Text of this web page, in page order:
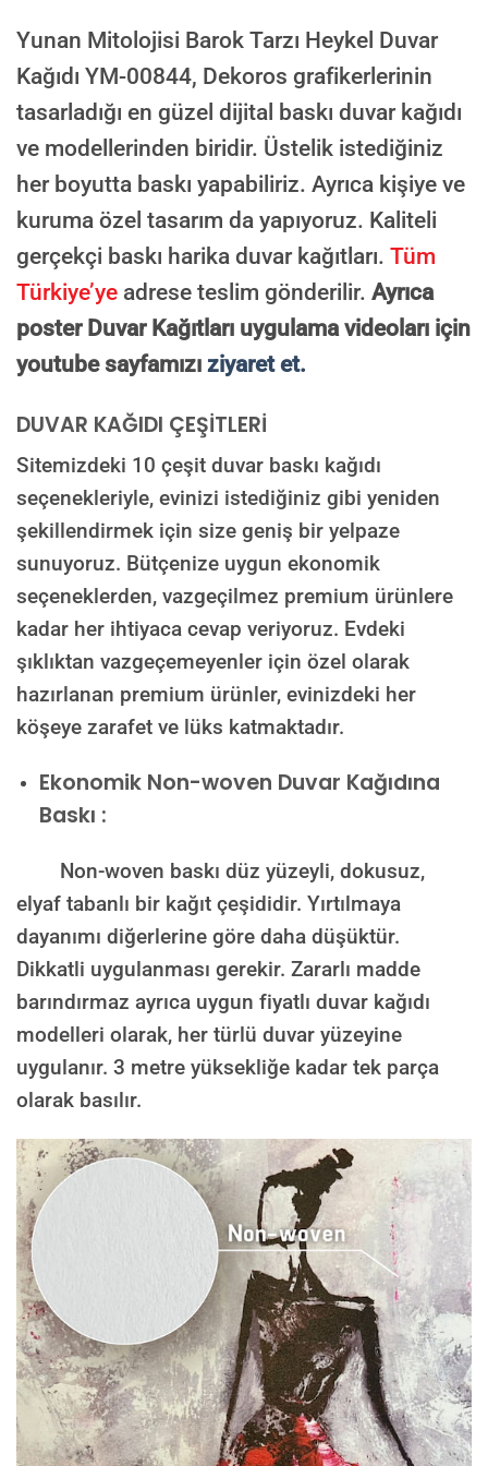
Süreç Bilgilendirmesi
Görseliniz baskıya alınmadan önce ölçüye göre düzenlenmiş son hali
onayınıza gönderilir. Onayınızdan sonra üretim yapılır.
AI TASARIMIYLA SIPARIŞ VER
ONAYINIZDAN SONRA BASKIYA GEÇILECEK
Yunan Mitolojisi Barok Tarzı Heykel Duvar
Kağıdı YM-00844, Dekoros grafikerlerinin
tasarladığı en güzel dijital baskı duvar kağıdı
ve modellerinden biridir. Üstelik istediğiniz
her boyutta baskı yapabiliriz. Ayrıca kişiye ve
kuruma özel tasarım da yapıyoruz. Kaliteli
gerçekçi baskı harika duvar kağıtları. Tüm
Türkiye’ye adrese teslim gönderilir. Ayrıca
poster Duvar Kağıtları uygulama videoları için
youtube sayfamızı ziyaret et.
DUVAR KAĞIDI ÇEŞİTLERİ
Sitemizdeki 10 çeşit duvar baskı kağıdı
seçenekleriyle, evinizi istediğiniz gibi yeniden
şekillendirmek için size geniş bir yelpaze
sunuyoruz. Bütçenize uygun ekonomik
seçeneklerden, vazgeçilmez premium ürünlere
kadar her ihtiyaca cevap veriyoruz. Evdeki
şıklıktan vazgeçemeyenler için özel olarak
hazırlanan premium ürünler, evinizdeki her
köşeye zarafet ve lüks katmaktadır.
Ekonomik Non-woven Duvar Kağıdına
Baskı :
Non-woven baskı düz yüzeyli, dokusuz,
elyaf tabanlı bir kağıt çeşididir. Yırtılmaya
dayanımı diğerlerine göre daha düşüktür.
Dikkatli uygulanması gerekir. Zararlı madde
barındırmaz ayrıca uygun fiyatlı duvar kağıdı
modelleri olarak, her türlü duvar yüzeyine
uygulanır. 3 metre yüksekliğe kadar tek parça
olarak basılır.